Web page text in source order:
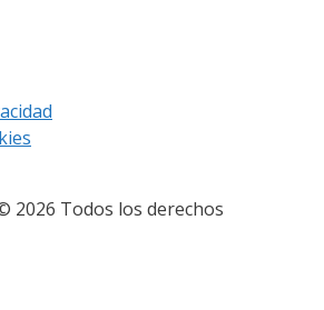
2026 Todos los derechos